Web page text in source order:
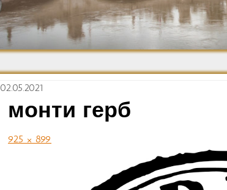
Средневековье
Возрождение и
Барокко
02.05.2021
монти герб
925 × 899